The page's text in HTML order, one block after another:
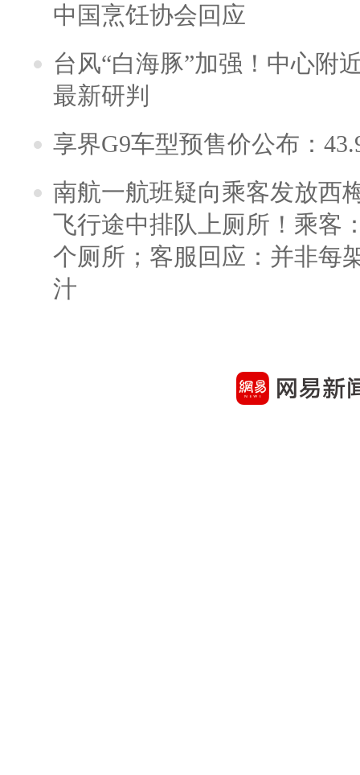
中国烹饪协会回应
台风“白海豚”加强！中心附
最新研判
享界G9车型预售价公布：
南航一航班疑向乘客发放西
飞行途中排队上厕所！乘客
个厕所；客服回应：并非每
汁